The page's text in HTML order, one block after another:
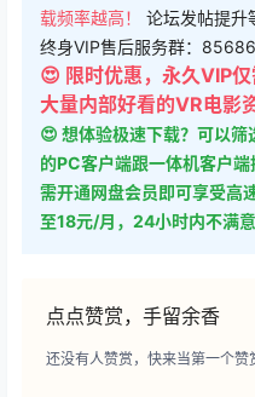
载频率越高！ 论坛发帖提升
终身VIP售后服务群：
😍 限时优惠，永久VIP
大量内部好看的VR电影
😍 想体验极速下载？可以
的PC客户端跟一体机客户
需开通网盘会员即可享受高
至18元/月，24小时内不满意
点点赞赏，手留余香
还没有人赞赏，快来当第一个赞